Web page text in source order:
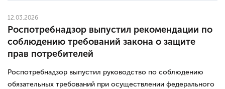
12.03.2026
Роспотребнадзор выпустил рекомендации по
соблюдению требований закона о защите
прав потребителей
Роспотребнадзор выпустил руководство по соблюдению
обязательных требований при осуществлении федерального